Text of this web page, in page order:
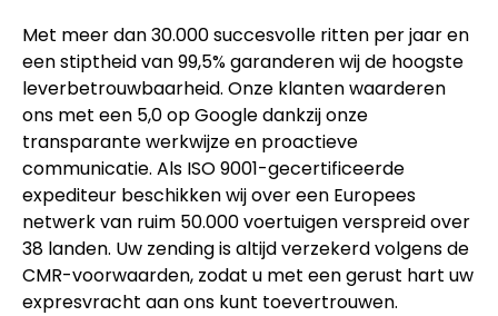
Met meer dan 30.000 succesvolle ritten per jaar en
een stiptheid van 99,5% garanderen wij de hoogste
leverbetrouwbaarheid. Onze klanten waarderen
ons met een 5,0 op Google dankzij onze
transparante werkwijze en proactieve
communicatie. Als ISO 9001-gecertificeerde
expediteur beschikken wij over een Europees
netwerk van ruim 50.000 voertuigen verspreid over
38 landen. Uw zending is altijd verzekerd volgens de
CMR-voorwaarden, zodat u met een gerust hart uw
expresvracht aan ons kunt toevertrouwen.